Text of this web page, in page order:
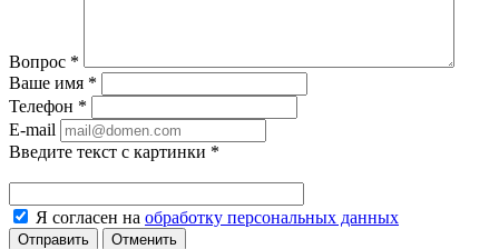
Вопрос *
Ваше имя *
Телефон *
E-mail
Введите текст с картинки *
Я согласен на обработку персональных данных
Отменить